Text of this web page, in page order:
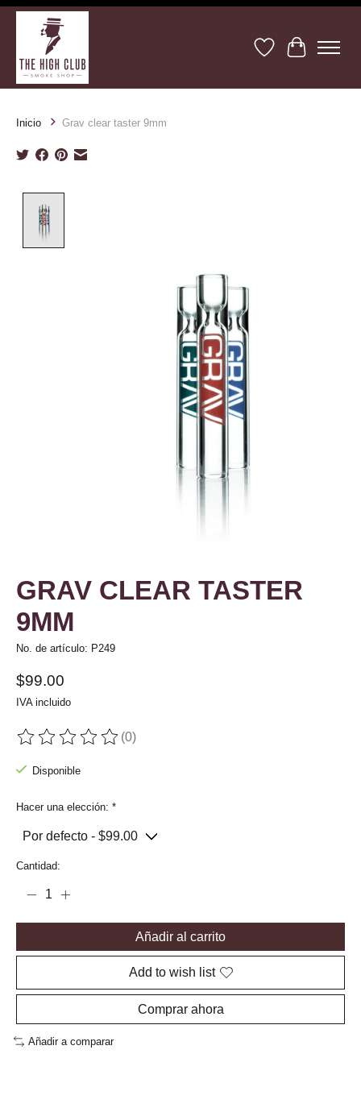
Lista de deseos
Cesta
Inicio Grav clear taster 9mm
GRAV CLEAR TASTER
9MM
No. de artículo: P249
$99.00
IVA incluido
The rating of this product is
(0)
Disponible
Hacer una elección: *
Cantidad:
Añadir al carrito
Add to wish list
Comprar ahora
Añadir a comparar